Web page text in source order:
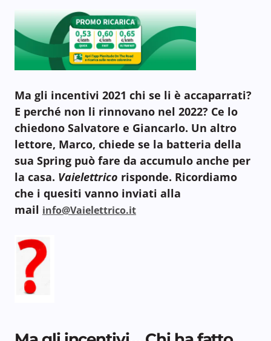
Ma gli incentivi 2021 chi se li è accaparrati?
E perché non li rinnovano nel 2022? Ce lo
chiedono Salvatore e Giancarlo. Un altro
lettore, Marco, chiede se la batteria della
sua Spring può fare da accumulo anche per
la casa. Vaielettrico risponde. Ricordiamo
che i quesiti vanno inviati alla
mail info@Vaielettrico.it